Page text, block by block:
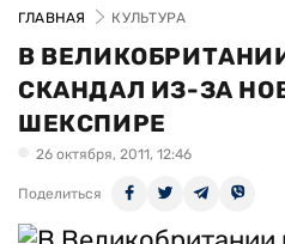
ГЛАВНАЯ КУЛЬТУРА
В
СКАНДАЛ ИЗ-ЗА
ШЕКСПИРЕ
26 октября, 2011, 12:46
Поделиться